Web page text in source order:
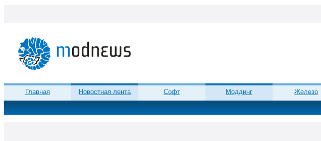
Главная Новостная лента Софт Моддинг Железо